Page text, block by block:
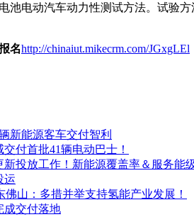
池电动汽车动力性测试方法。试验
名http://chinaiut.mikecrm.com/JGxgLEl
新能源客车交付智利
付首批41辆电动巴士！
新投放工作！新能源覆盖率＆服务能
运
山：多措并举支持氢能产业发展！
成交付落地